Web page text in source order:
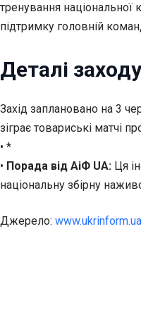
тренування
підтримку головній
Деталі заходу
Захід заплановано на 3
зіграє товариські матчі
• *
• Порада від АіФ UA: Ця
національну збірну
Джерело: www.ukrinform.ua